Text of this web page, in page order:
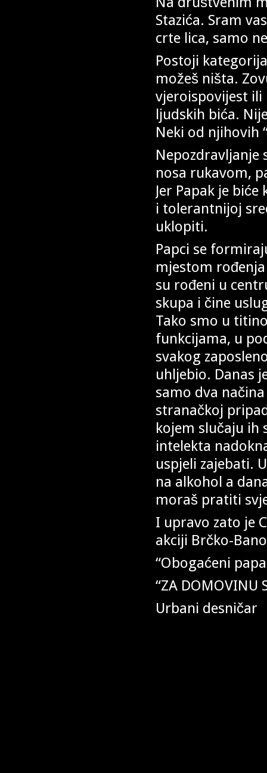
Stazića. Sram
crte lica, samo
Postoji
možeš ništa.
vjeroispovijest
ljudskih bića.
Neki od njihovih
Nepozdravljanje
nosa rukavom,
Jer Papak je
i tolerantnijoj
uklopiti.
Papci se
mjestom
su rođeni u
skupa i čine
Tako smo u
funkcijama, u
svakog
uhljebio. Danas
samo dva
stranačkoj
kojem slučaju ih
intelekta
uspjeli zajebati.
na alkohol a
moraš pratiti
I upravo zato je
akciji Brčko-
“Obogaćeni
“ZA DOMOVINU
Urbani desničar